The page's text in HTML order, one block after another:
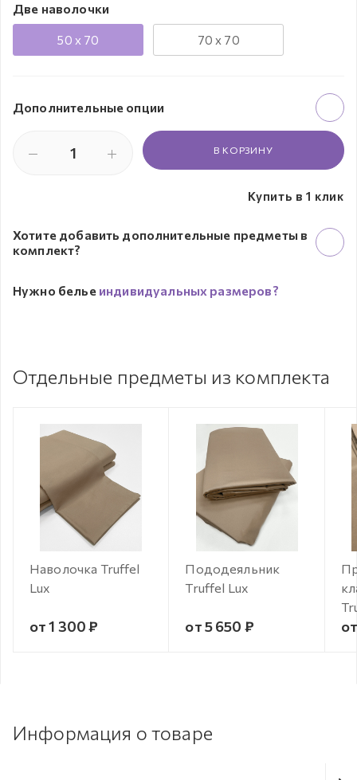
Две наволочки
50 x 70 70 x 70
Дополнительные опции
В КОРЗИНУ
Купить в 1 клик
Хотите добавить дополнительные предметы в
комплект?
Нужно белье индивидуальных размеров?
Отдельные предметы из комплекта
Наволочка Truffel
Lux
от 1 300 ₽
Пододеяльник
Truffel Lux
от 5 650 ₽
Информация о товаре